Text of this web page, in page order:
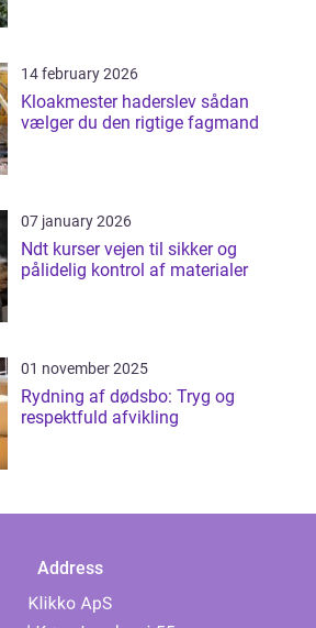
14 february 2026
Kloakmester haderslev sådan
vælger du den rigtige fagmand
07 january 2026
Ndt kurser vejen til sikker og
pålidelig kontrol af materialer
01 november 2025
Rydning af dødsbo: Tryg og
respektfuld afvikling
Address